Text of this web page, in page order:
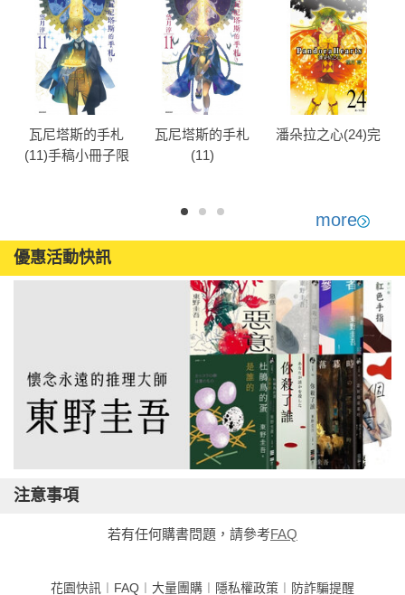
瓦尼塔斯的手札
(11)手稿小冊子限
瓦尼塔斯的手札
(11)
潘朵拉之心(24)完
more
優惠活動快訊
注意事項
若有任何購書問題，請參考FAQ
花園快訊 FAQ 大量團購 隱私權政策 防詐騙提醒